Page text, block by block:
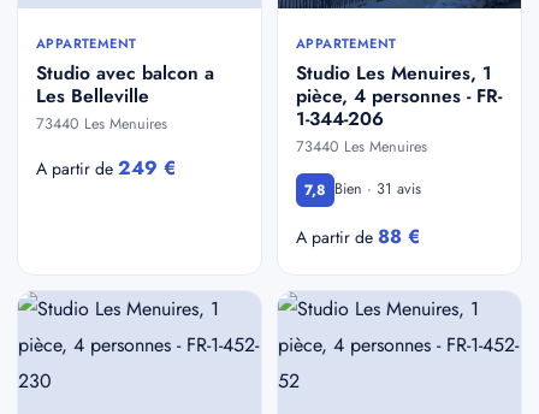
APPARTEMENT
Studio avec balcon a
Les Belleville
73440 Les Menuires
A partir de 249 €
APPARTEMENT
Studio Les Menuires, 1
pièce, 4 personnes - FR-
1-344-206
73440 Les Menuires
7,8 Bien · 31 avis
A partir de 88 €